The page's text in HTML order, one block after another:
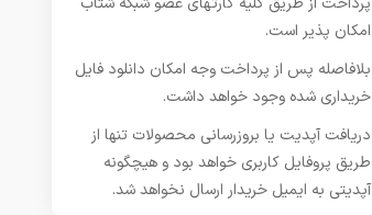
امکان پذیر است.
بلافاصله پس از پرداخت وجه امکان دانلود فایل
خریداری شده وجود خواهد داشت.
دریافت آپدیت یا بروزرسانی محصولات تنها از
طریق پروفایل کاربری خواهد بود و هیچگونه
آپدیتی به ایمیل خریدار ارسال نخواهد شد.